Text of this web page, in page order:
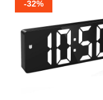
-32%